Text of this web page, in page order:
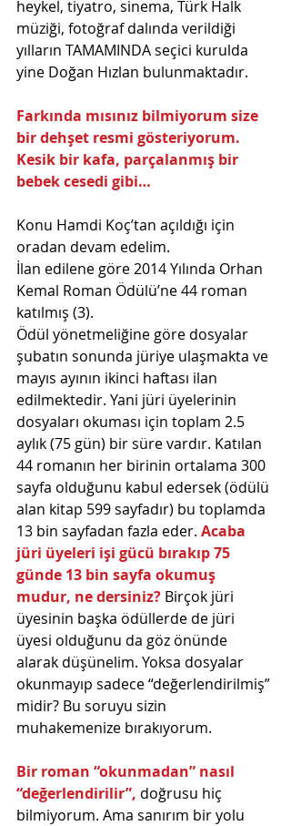
heykel, tiyatro, sinema, Türk Halk
müziği, fotoğraf dalında verildiği
yılların TAMAMINDA seçici kurulda
yine Doğan Hızlan bulunmaktadır.
Farkında mısınız bilmiyorum size
bir dehşet resmi gösteriyorum.
Kesik bir kafa, parçalanmış bir
bebek cesedi gibi…
Konu Hamdi Koç’tan açıldığı için
oradan devam edelim.
İlan edilene göre 2014 Yılında Orhan
Kemal Roman Ödülü’ne 44 roman
katılmış (3).
Ödül yönetmeliğine göre dosyalar
şubatın sonunda jüriye ulaşmakta ve
mayıs ayının ikinci haftası ilan
edilmektedir. Yani jüri üyelerinin
dosyaları okuması için toplam 2.5
aylık (75 gün) bir süre vardır. Katılan
44 romanın her birinin ortalama 300
sayfa olduğunu kabul edersek (ödülü
alan kitap 599 sayfadır) bu toplamda
13 bin sayfadan fazla eder. Acaba
jüri üyeleri işi gücü bırakıp 75
günde 13 bin sayfa okumuş
mudur, ne dersiniz? Birçok jüri
üyesinin başka ödüllerde de jüri
üyesi olduğunu da göz önünde
alarak düşünelim. Yoksa dosyalar
okunmayıp sadece “değerlendirilmiş”
midir? Bu soruyu sizin
muhakemenize bırakıyorum.
Bir roman “okunmadan” nasıl
“değerlendirilir”, doğrusu hiç
bilmiyorum. Ama sanırım bir yolu